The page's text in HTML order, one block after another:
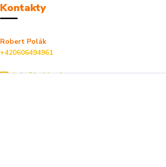
Kontakty
Robert Polák
+420606494961
info@jackie-shop.cz